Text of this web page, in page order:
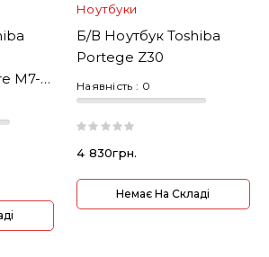
M7-
Ноутбуки
Б/В Ноутбук Toshiba
Portege Z30
Наявність : 0
4 830грн.
Немає На Складі